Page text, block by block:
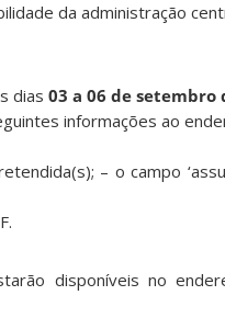
da administração
dias 03 a 06 de setembro
informações ao
– o campo
disponíveis no